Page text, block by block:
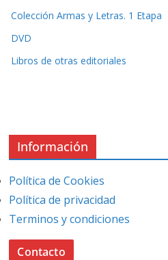
Colección Armas y Letras. 1 Etapa
DVD
Libros de otras editoriales
Información
Política de Cookies
Política de privacidad
Terminos y condiciones
Contacto